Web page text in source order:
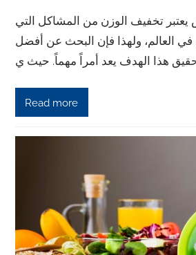
تخفيف الوزن من المشاكل التي
في العالم، ولهذا فإن البحث عن أفضل
Read more